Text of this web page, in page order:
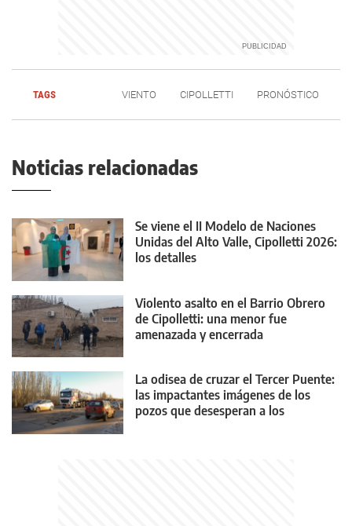
TAGS VIENTO CIPOLLETTI PRONÓSTICO
Noticias relacionadas
Se viene el II Modelo de Naciones
Unidas del Alto Valle, Cipolletti 2026:
los detalles
Violento asalto en el Barrio Obrero
de Cipolletti: una menor fue
amenazada y encerrada
La odisea de cruzar el Tercer Puente:
las impactantes imágenes de los
pozos que desesperan a los